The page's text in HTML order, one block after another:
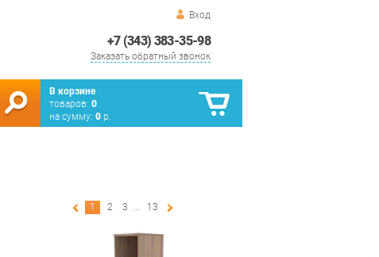
Вход
+7 (343) 383-35-98
Заказать обратный звонок
В корзине
товаров: 0
на сумму: 0 р.
1 2 3 ... 13